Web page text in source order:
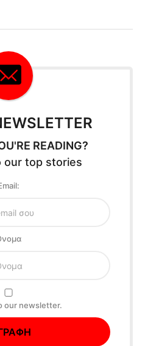
READING?
our top stories
our newsletter.